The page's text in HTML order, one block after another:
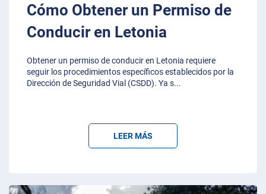
Cómo Obtener un Permiso de
Conducir en Letonia
Obtener un permiso de conducir en Letonia requiere
seguir los procedimientos específicos establecidos por la
Dirección de Seguridad Vial (CSDD). Ya s...
LEER MÁS